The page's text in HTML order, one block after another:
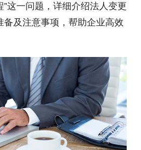
这一问题，详细介绍法人变更
备及注意事项，帮助企业高效